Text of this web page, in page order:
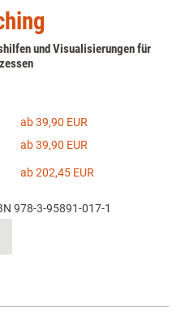
und Visualisierungen für
ab 39,90 EUR
ab 39,90 EUR
ab 202,45 EUR
978-3-95891-017-1